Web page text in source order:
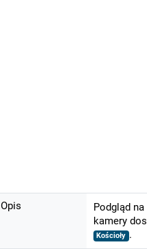
Opis
Podgląd
kamery
Kościoły .